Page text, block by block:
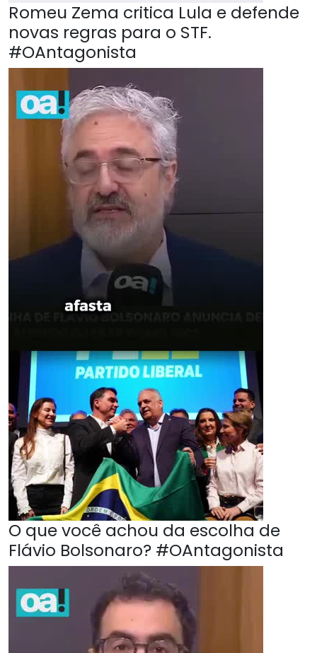
Romeu Zema critica Lula e defende
novas regras para o STF.
#OAntagonista
O que você achou da escolha de
Flávio Bolsonaro? #OAntagonista